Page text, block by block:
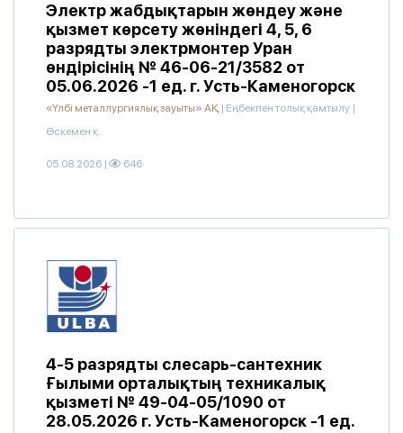
Электр жабдықтарын жөндеу және
қызмет көрсету жөніндегі 4, 5, 6
разрядты электрмонтер Уран
өндірісінің № 46-06-21/3582 от
05.06.2026 -1 ед. г. Усть-Каменогорск
«Үлбі металлургиялық зауыты» АҚ | Еңбекпен толық қамтылу |
Өскемен қ.
05.08.2026 | 646
4-5 разрядты слесарь-сантехник
Ғылыми орталықтың техникалық
қызметі № 49-04-05/1090 от
28.05.2026 г. Усть-Каменогорск -1 ед.